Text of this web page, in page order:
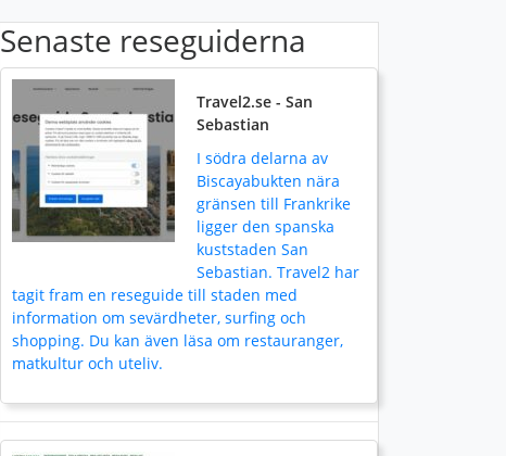
Senaste reseguiderna
Travel2.se - San
Sebastian
I södra delarna av
Biscayabukten nära
gränsen till Frankrike
ligger den spanska
kuststaden San
Sebastian. Travel2 har
tagit fram en reseguide till staden med
information om sevärdheter, surfing och
shopping. Du kan även läsa om restauranger,
matkultur och uteliv.